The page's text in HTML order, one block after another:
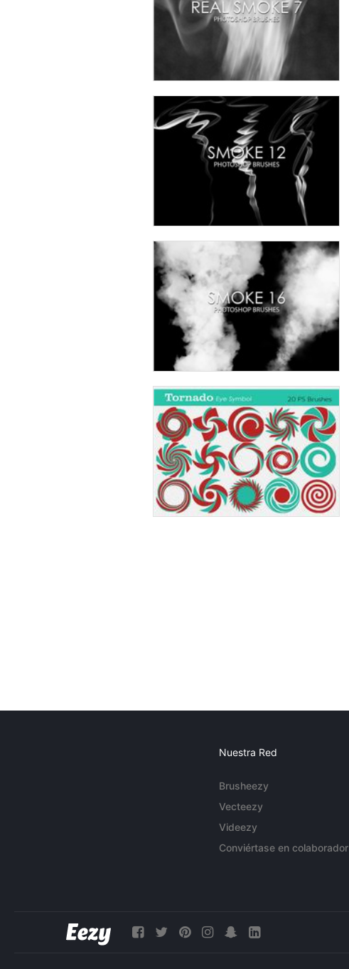
Nuestra Red
Brusheezy
Vecteezy
Videezy
Conviértase en colaborador